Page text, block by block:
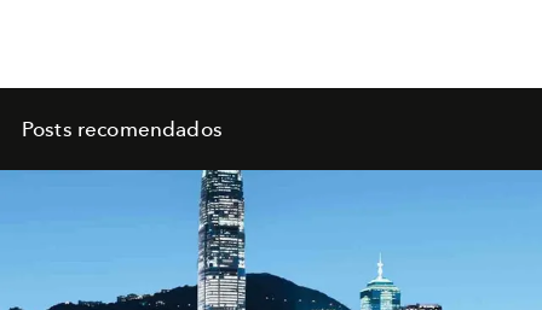
Posts recomendados